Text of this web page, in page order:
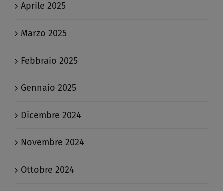
Aprile 2025
Marzo 2025
Febbraio 2025
Gennaio 2025
Dicembre 2024
Novembre 2024
Ottobre 2024